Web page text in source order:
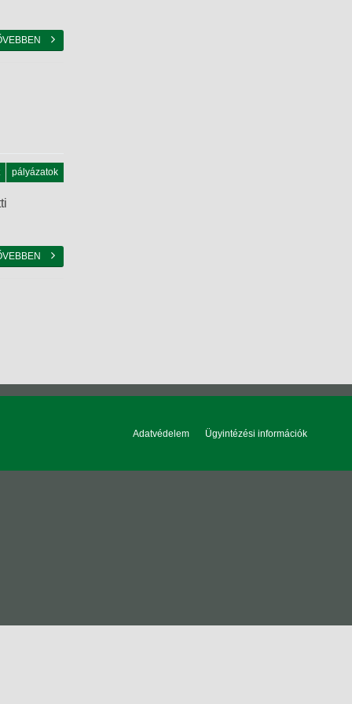
pályázatok
Adatvédelem Ügyintézési információk